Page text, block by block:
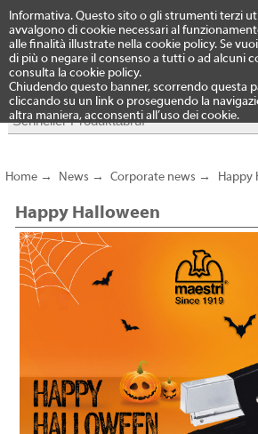
Informativa. Questo sito o gli strumenti terzi
avvalgono di cookie necessari al
alle finalità illustrate nella cookie policy. Se
di più o negare il consenso a tutti o ad alcuni
consulta la cookie policy.
Chiudendo questo banner, scorrendo questa
cliccando su un link o proseguendo la
altra maniera, acconsenti all’uso dei cookie.
Menu
Home→ News → Corporate news → Happy
Happy Halloween